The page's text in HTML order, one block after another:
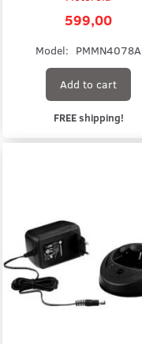
599,00
Model: PMMN4078A
Add to cart
FREE shipping!